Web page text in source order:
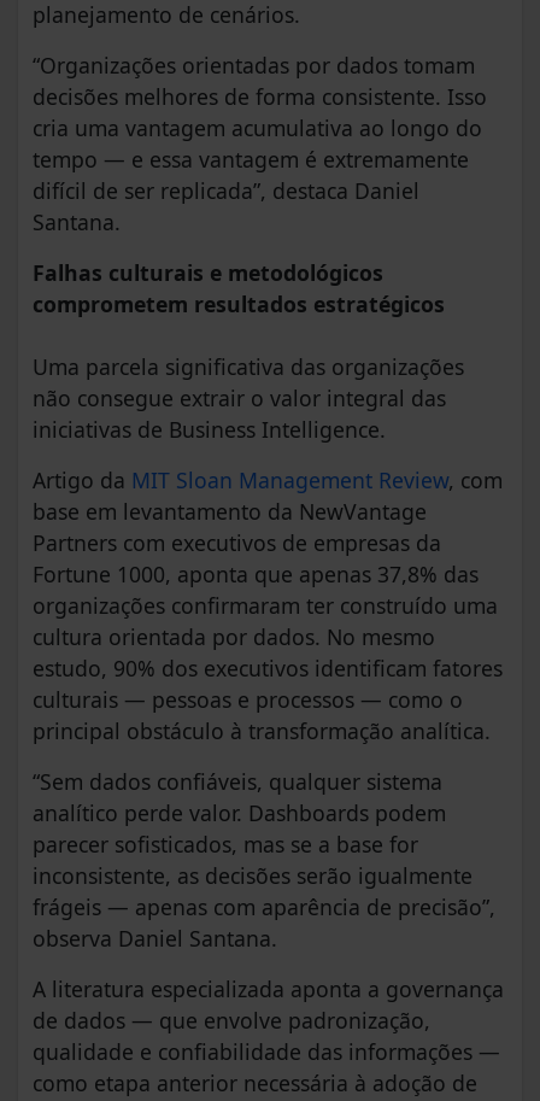
planejamento de cenários.
“Organizações orientadas por dados tomam
decisões melhores de forma consistente. Isso
cria uma vantagem acumulativa ao longo do
tempo — e essa vantagem é extremamente
difícil de ser replicada”, destaca Daniel
Santana.
Falhas culturais e metodológicos
comprometem resultados estratégicos
Uma parcela significativa das organizações
não consegue extrair o valor integral das
iniciativas de Business Intelligence.
Artigo da MIT Sloan Management Review, com
base em levantamento da NewVantage
Partners com executivos de empresas da
Fortune 1000, aponta que apenas 37,8% das
organizações confirmaram ter construído uma
cultura orientada por dados. No mesmo
estudo, 90% dos executivos identificam fatores
culturais — pessoas e processos — como o
principal obstáculo à transformação analítica.
“Sem dados confiáveis, qualquer sistema
analítico perde valor. Dashboards podem
parecer sofisticados, mas se a base for
inconsistente, as decisões serão igualmente
frágeis — apenas com aparência de precisão”,
observa Daniel Santana.
A literatura especializada aponta a governança
de dados — que envolve padronização,
qualidade e confiabilidade das informações —
como etapa anterior necessária à adoção de